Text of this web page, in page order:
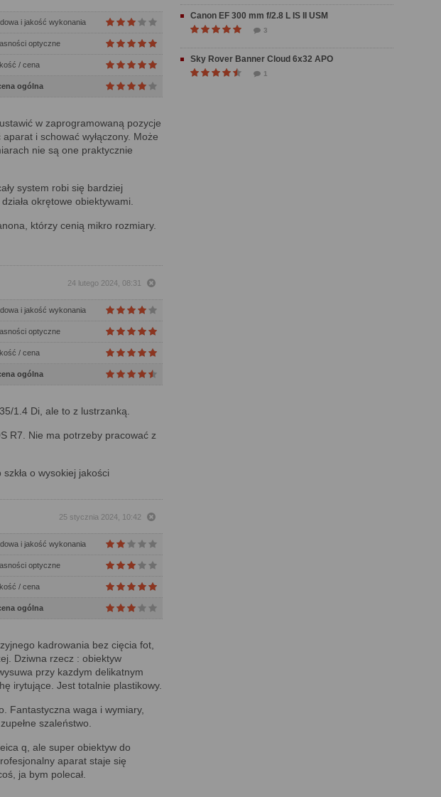
i jakość wykonania
optyczne
/ cena
ogólna
w zaprogramowaną pozycje
i schować wyłączony. Może
nie są one praktycznie
system robi się bardziej
okrętowe obiektywami.
którzy cenią mikro rozmiary.
24 lutego 2024, 08:31
i jakość wykonania
optyczne
/ cena
ogólna
1.4 Di, ale to z lustrzanką.
R7. Nie ma potrzeby pracować z
o wysokiej jakości
25 stycznia 2024, 10:42
i jakość wykonania
optyczne
/ cena
ogólna
kadrowania bez cięcia fot,
Dziwna rzecz : obiektyw
przy kazdym delikatnym
irytujące. Jest totalnie plastikowy.
Fantastyczna waga i wymiary,
szaleństwo.
q, ale super obiektyw do
aparat staje się
ja bym polecał.
Canon EF 300 mm f/2.8 L IS II USM
3
Sky Rover Banner Cloud 6x32 APO
1